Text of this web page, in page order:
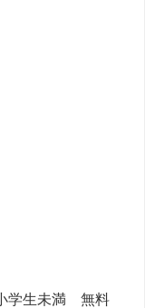
学生未満 無料